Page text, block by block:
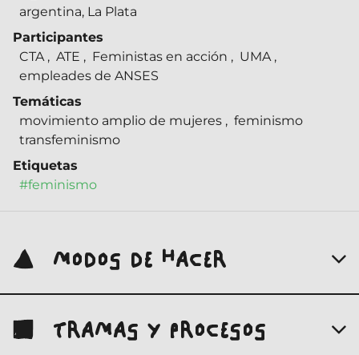
argentina, La Plata
Participantes
CTA , ATE , Feministas en acción , UMA ,
empleades de ANSES
Temáticas
movimiento amplio de mujeres , feminismo
transfeminismo
Etiquetas
#feminismo
MODOS DE HACER
TRAMAS Y PROCESOS